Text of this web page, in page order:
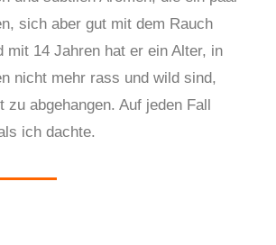
sich aber gut mit dem Rauch
mit 14 Jahren hat er ein Alter, in
nicht mehr rass und wild sind,
zu abgehangen. Auf jeden Fall
ich dachte.